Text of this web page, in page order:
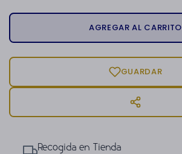
AGREGAR AL CARRITO
GUARDAR
Recogida en Tienda